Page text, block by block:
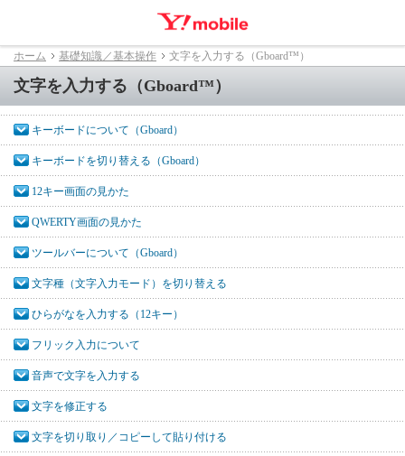
ホーム 基礎知識／基本操作 文字を入力する（Gboard™）
文字を入力する（Gboard™）
キーボードについて（Gboard）
キーボードを切り替える（Gboard）
12キー画面の見かた
QWERTY画面の見かた
ツールバーについて（Gboard）
文字種（文字入力モード）を切り替える
ひらがなを入力する（12キー）
フリック入力について
音声で文字を入力する
文字を修正する
文字を切り取り／コピーして貼り付ける